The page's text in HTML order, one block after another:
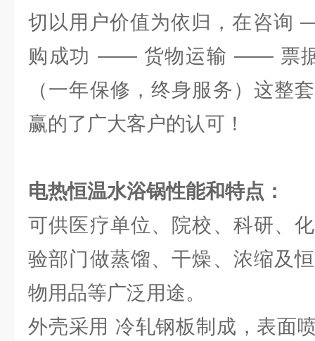
切以用户价值为依归，在咨
购成功 —— 货物运输 —— 票
（一年保修，终身服务）这整
赢的了广大客户的认可！
电热恒温水浴锅性能和特点：
可供医疗单位、院校、科研、
验部门做蒸馏、干燥、浓缩及
物用品等广泛用途。
外壳采用 冷轧钢板制成，表面